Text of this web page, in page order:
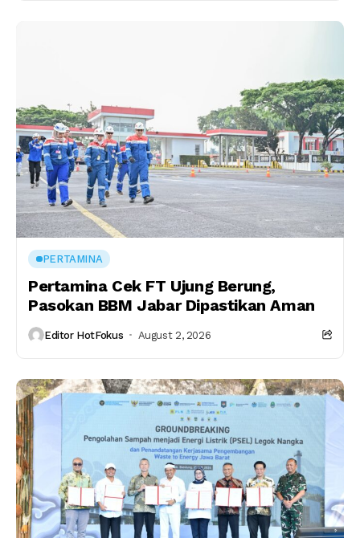
PERTAMINA
Pertamina Cek FT Ujung Berung,
Pasokan BBM Jabar Dipastikan Aman
Editor HotFokus August 2, 2026